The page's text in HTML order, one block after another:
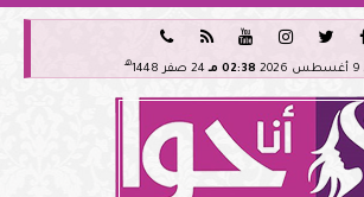





02:38 مـ 24 صفر 1448 هـ